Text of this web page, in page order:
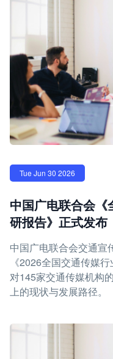
Tue Jun 30 2026
中国广电联合会
研报告》正式发布
中国广电联合会交通宣
《2026全国交通传媒
对145家交通传媒机构
上的现状与发展路径。